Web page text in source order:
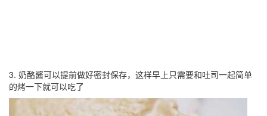
3. 奶酪酱可以提前做好密封保存，这样早上只需要和吐司一起简单
的烤一下就可以吃了